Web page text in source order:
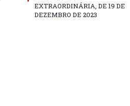
EXTRAORDINÁRIA, DE 19 DE
DEZEMBRO DE 2023